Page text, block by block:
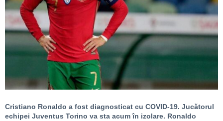
Cristiano Ronaldo a fost diagnosticat cu COVID-19. Jucătorul
echipei Juventus Torino va sta acum în izolare. Ronaldo